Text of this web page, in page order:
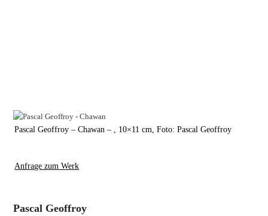
Pascal Geoffroy – Chawan – , 10×11 cm, Foto: Pascal Geoffroy
Anfrage zum Werk
Pascal Geoffroy